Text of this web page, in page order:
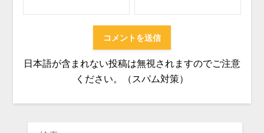
日本語が含まれない投稿は無視されますのでご注意
ください。（スパム対策）